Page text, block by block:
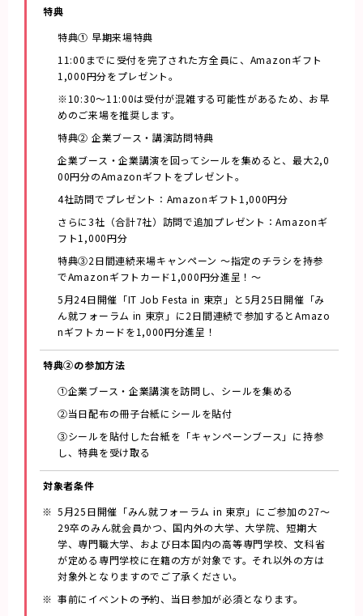
特典
特典① 早期来場特典
11:00までに受付を完了された方全員に、Amazonギフト
1,000円分をプレゼント。
※10:30～11:00は受付が混雑する可能性があるため、お早
めのご来場を推奨します。
特典② 企業ブース・講演訪問特典
企業ブース・企業講演を回ってシールを集めると、最大2,0
00円分のAmazonギフトをプレゼント。
4社訪問でプレゼント：Amazonギフト1,000円分
さらに3社（合計7社）訪問で追加プレゼント：Amazonギ
フト1,000円分
特典③2日間連続来場キャンペーン ～指定のチラシを持参
でAmazonギフトカード1,000円分進呈！～
5月24日開催「IT Job Festa in 東京」と5月25日開催「み
ん就フォーラム in 東京」に2日間連続で参加するとAmazo
nギフトカードを1,000円分進呈！
特典➁の参加方法
➀企業ブース・企業講演を訪問し、シールを集める
②当日配布の冊子台紙にシールを貼付
③シールを貼付した台紙を「キャンペーンブース」に持参
し、特典を受け取る
対象者条件
5月25日開催「みん就フォーラム in 東京」にご参加の27～
29卒のみん就会員かつ、国内外の大学、大学院、短期大
学、専門職大学、および日本国内の高等専門学校、文科省
が定める専門学校に在籍の方が対象です。それ以外の方は
対象外となりますのでご了承ください。
事前にイベントの予約、当日参加が必須となります。